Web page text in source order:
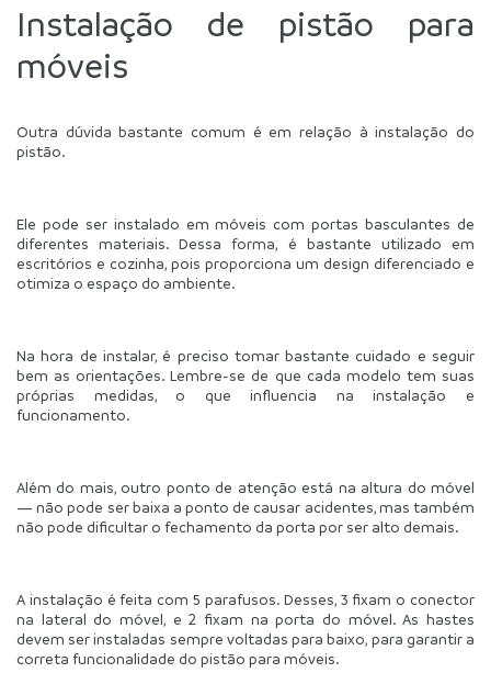
Instalação de pistão para
móveis
Outra dúvida bastante comum é em relação à instalação do
pistão.
Ele pode ser instalado em móveis com portas basculantes de
diferentes materiais. Dessa forma, é bastante utilizado em
escritórios e cozinha, pois proporciona um design diferenciado e
otimiza o espaço do ambiente.
Na hora de instalar, é preciso tomar bastante cuidado e seguir
bem as orientações. Lembre-se de que cada modelo tem suas
próprias medidas, o que influencia na instalação e
funcionamento.
Além do mais, outro ponto de atenção está na altura do móvel
— não pode ser baixa a ponto de causar acidentes, mas também
não pode dificultar o fechamento da porta por ser alto demais.
A instalação é feita com 5 parafusos. Desses, 3 fixam o conector
na lateral do móvel, e 2 fixam na porta do móvel. As hastes
devem ser instaladas sempre voltadas para baixo, para garantir a
correta funcionalidade do pistão para móveis.